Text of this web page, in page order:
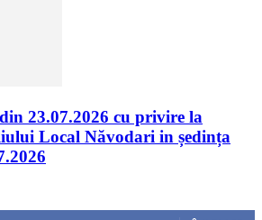
23.07.2026 cu privire la
Local Năvodari in ședința